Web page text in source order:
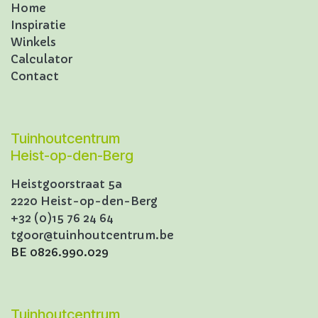
Home
Inspiratie
Winkels
Calculator
Contact
Tuinhoutcentrum
Heist-op-den-Berg
Heistgoorstraat 5a
2220 Heist-op-den-Berg
+32 (0)15 76 24 64
tgoor@tuinhoutcentrum.be
BE 0826.990.029
Tuinhoutcentrum